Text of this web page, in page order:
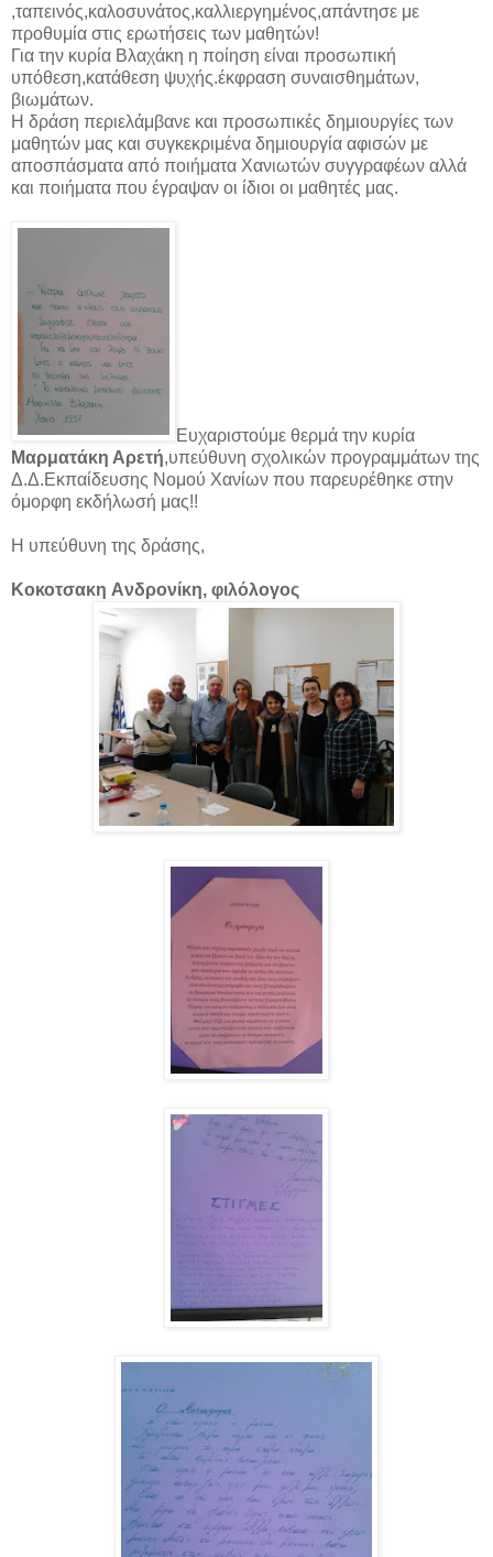
,ταπεινός,καλοσυνάτος,καλλιεργημένος,απάντησε με
προθυμία στις ερωτήσεις των μαθητών!
Για την κυρία Βλαχάκη η ποίηση είναι προσωπική
υπόθεση,κατάθεση ψυχής.έκφραση συναισθημάτων,
βιωμάτων.
Η δράση περιελάμβανε και προσωπικές δημιουργίες των
μαθητών μας και συγκεκριμένα δημιουργία αφισών με
αποσπάσματα από ποιήματα Χανιωτών συγγραφέων αλλά
και ποιήματα που έγραψαν οι ίδιοι οι μαθητές μας.
Eυχαριστούμε θερμά την κυρία
Μαρματάκη Αρετή,υπεύθυνη σχολικών προγραμμάτων της
Δ.Δ.Εκπαίδευσης Νομού Χανίων που παρευρέθηκε στην
όμορφη εκδήλωσή μας!!
Η υπεύθυνη της δράσης,
Kοκοτσακη Aνδρονίκη, φιλόλογος